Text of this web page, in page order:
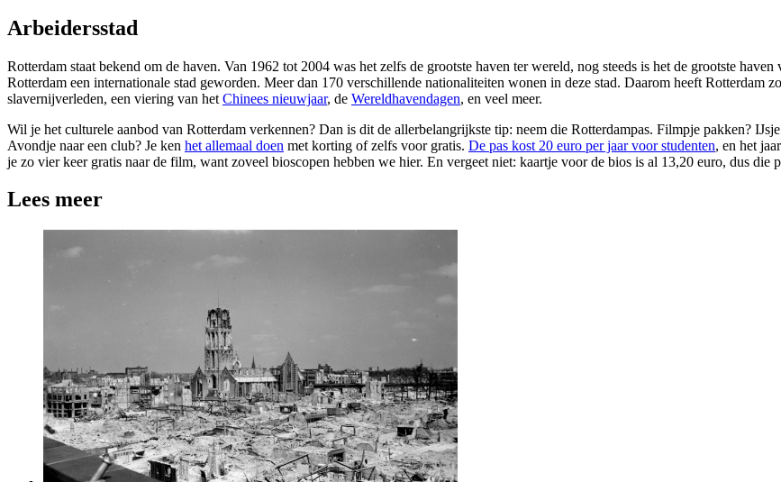
Arbeidersstad
Rotterdam staat bekend om de haven. Van 1962 tot 2004 was het zelfs de grootste haven ter wereld, nog steeds is het de grootste
Rotterdam een internationale stad geworden. Meer dan 170 verschillende nationaliteiten wonen in deze stad. Daarom heeft Rotterdam
slavernijverleden, een viering van het Chinees nieuwjaar, de Wereldhavendagen, en veel meer.
Wil je het culturele aanbod van Rotterdam verkennen? Dan is dit de allerbelangrijkste tip: neem die Rotterdampas. Filmpje pakken?
Avondje naar een club? Je ken het allemaal doen met korting of zelfs voor gratis. De pas kost 20 euro per jaar voor studenten, en het
je zo vier keer gratis naar de film, want zoveel bioscopen hebben we hier. En vergeet niet: kaartje voor de bios is al 13,20 euro, dus die
Lees meer